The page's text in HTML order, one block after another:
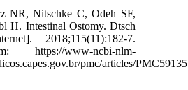
NR, Nitschke C, Odeh SF,
H. Intestinal Ostomy. Dtsch
2018;115(11):182-7.
https://www-ncbi-nlm-
pmc/articles/